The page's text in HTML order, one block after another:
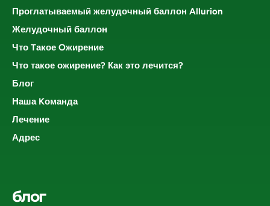
Проглатываемый желудочный баллон Allurion
Желудочный баллон
Что Tакое Oжирение
Что такое ожирение? Как это лечится?
Блог
Наша Kоманда
Лечение
Адрес
блог